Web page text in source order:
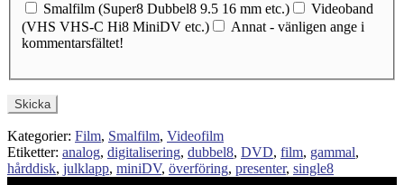
Smalfilm (Super8 Dubbel8 9.5 16 mm etc.)
Videoband
(VHS VHS-C Hi8 MiniDV etc.)
Annat - vänligen ange i
kommentarsfältet!
Skicka
Kategorier: Film, Smalfilm, Videofilm
Etiketter: analog, digitalisering, dubbel8, DVD, film, gammal,
hårddisk, julklapp, miniDV, överföring, presenter, single8